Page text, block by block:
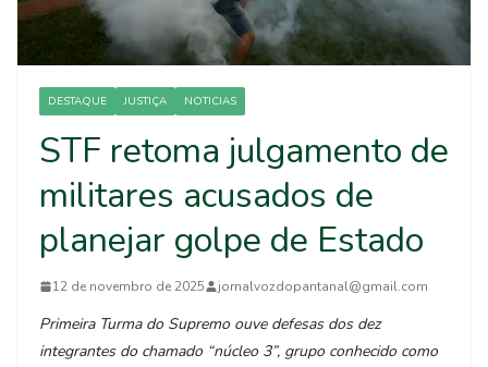
DESTAQUE JUSTIÇA NOTICIAS
STF retoma julgamento de
militares acusados de
planejar golpe de Estado
12 de novembro de 2025 jornalvozdopantanal@gmail.com
Primeira Turma do Supremo ouve defesas dos dez
integrantes do chamado “núcleo 3”, grupo conhecido como